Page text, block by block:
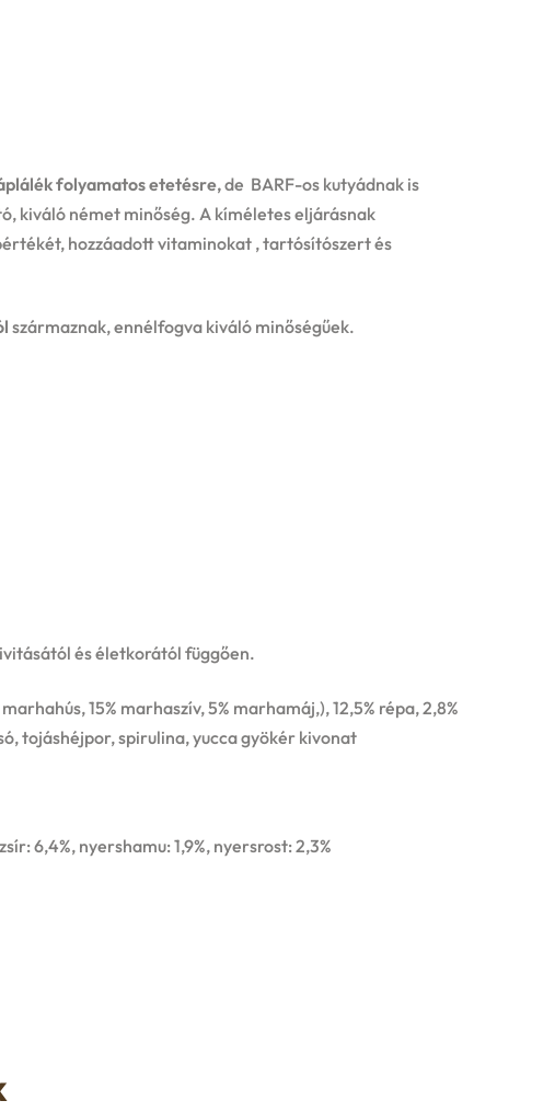
folyamatos etetésre,de BARF-os kutyádnak is
kiváló német minőség. A kíméletes eljárásnak
hozzáadott vitaminokat , tartósítószert és
származnak, ennélfogva kiváló minőségűek.
és életkorától függően.
marhahús, 15% marhaszív, 5% marhamáj,), 12,5% répa, 2,8%
tojáshéjpor, spirulina, yucca gyökér kivonat
6,4%, nyershamu: 1,9%, nyersrost: 2,3%